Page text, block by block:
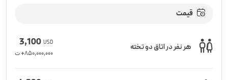
قیمت
هر نفر در اتاق دو تخته USD
3,100
850,000,000+ ت